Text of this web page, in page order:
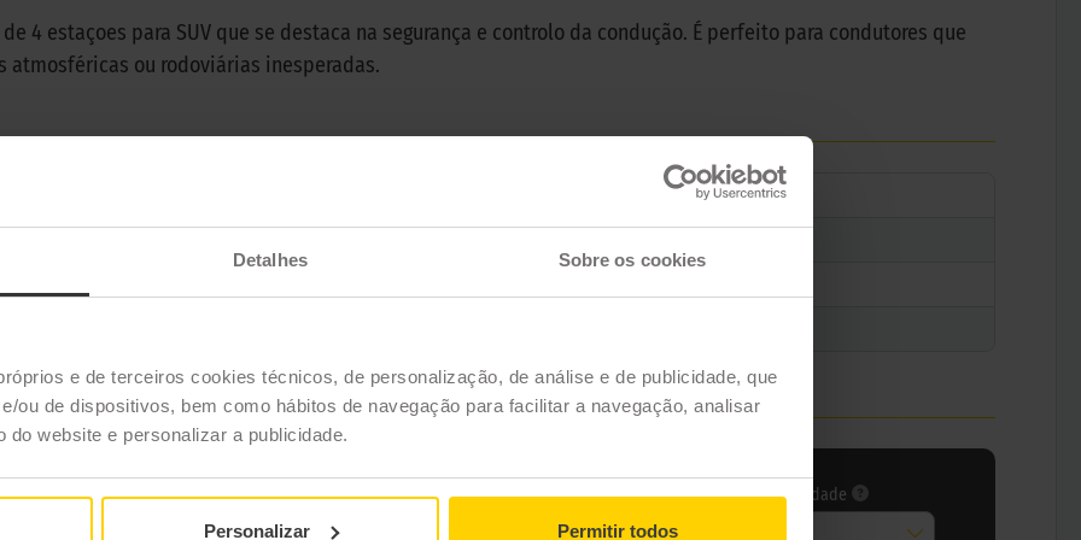
Detalhes Sobre os cookies
e de terceiros cookies técnicos, de personalização, de análise e de publicidade, que
ou de dispositivos, bem como hábitos de navegação para facilitar a navegação, analisar
website e personalizar a publicidade.
Personalizar Permitir todos
4 estaçoes para SUV que se destaca na segurança e controlo da condução. É perfeito para condutores que
atmosféricas ou rodoviárias inesperadas.
SUV ALL-SEASON
Série
Jante
Todas
Índice carga
Todas
Índice velocidade